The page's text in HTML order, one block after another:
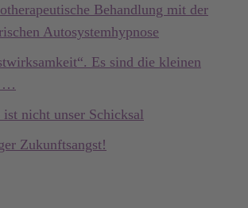
Behandlung mit der
Autosystemhypnose
Es sind die kleinen
…
nicht unser Schicksal
Zukunftsangst!